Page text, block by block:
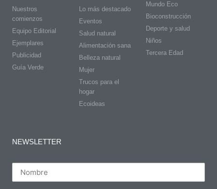
Nuestros
comienzos
Equipo Editorial
Ejemplares
Publicidad
Guía Verde
Lo más destacado
Eventos
Salud natural
Alimentación sana
Belleza natural
Mujer
Trucos para el
hogar
Ecoideas
Mundo Eco
Bioconstrucción
Deporte y salud
Niños
Tercera Edad
NEWSLETTER